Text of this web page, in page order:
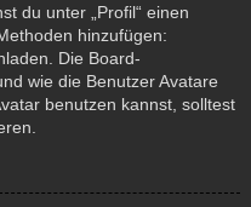
du unter „Profil“ einen
hinzufügen:
Die Board-
wie die Benutzer Avatare
benutzen kannst, solltest